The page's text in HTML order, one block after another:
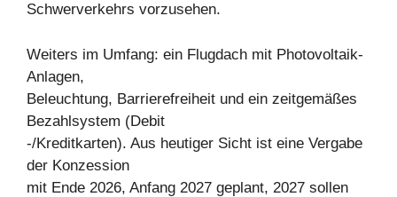
Schwerverkehrs vorzusehen.
Weiters im Umfang: ein Flugdach mit Photovoltaik-
Anlagen,
Beleuchtung, Barrierefreiheit und ein zeitgemäßes
Bezahlsystem (Debit
-/Kreditkarten). Aus heutiger Sicht ist eine Vergabe
der Konzession
mit Ende 2026, Anfang 2027 geplant, 2027 sollen